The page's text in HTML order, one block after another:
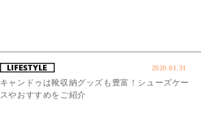
2020.01.31
キャンドゥは靴収納グッズも豊富！シューズケー
スやおすすめをご紹介